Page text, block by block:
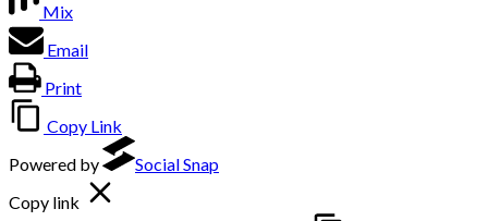
Mix
Email
Print
Copy Link
Powered by
Social Snap
Copy link